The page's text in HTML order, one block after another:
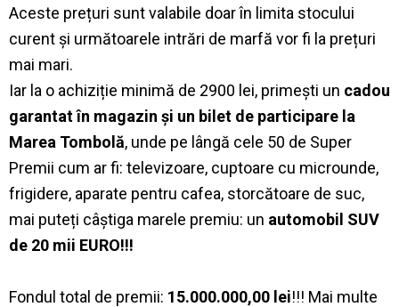
Aceste prețuri sunt valabile doar în limita stocului
curent și următoarele intrări de marfă vor fi la prețuri
mai mari.
Iar la o achiziție minimă de 2900 lei, primești un cadou
garantat în magazin și un bilet de participare la
Marea Tombolă, unde pe lângă cele 50 de Super
Premii cum ar fi: televizoare, cuptoare cu microunde,
frigidere, aparate pentru cafea, storcătoare de suc,
mai puteți câștiga marele premiu: un automobil SUV
de 20 mii EURO!!!
Fondul total de premii: 15.000.000,00 lei!!! Mai multe